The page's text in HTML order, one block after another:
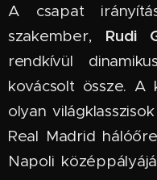
A csapat
szakember, Rudi
rendkívül
kovácsolt össze.
olyan
Real Madrid
Napoli